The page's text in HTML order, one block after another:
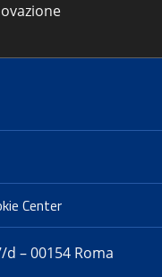
Center
– 00154 Roma